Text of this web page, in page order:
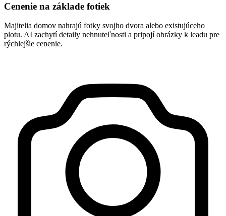
Cenenie na základe fotiek
Majitelia domov nahrajú fotky svojho dvora alebo existujúceho
plotu. AI zachytí detaily nehnuteľnosti a pripojí obrázky k leadu pre
rýchlejšie cenenie.